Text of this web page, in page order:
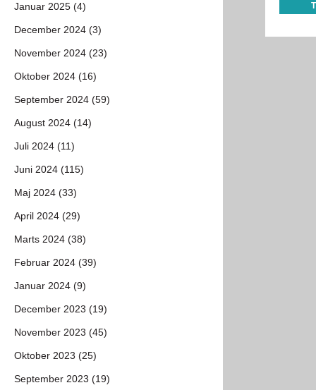
Januar 2025 (4)
December 2024 (3)
November 2024 (23)
Oktober 2024 (16)
September 2024 (59)
August 2024 (14)
Juli 2024 (11)
Juni 2024 (115)
Maj 2024 (33)
April 2024 (29)
Marts 2024 (38)
Februar 2024 (39)
Januar 2024 (9)
December 2023 (19)
November 2023 (45)
Oktober 2023 (25)
September 2023 (19)